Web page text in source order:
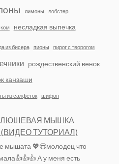
лимоны лобстер
несладкая выпечка
из бисера пионы пирог с творогом
рождественский венок
канзаши
из салфеток шифон
МЫШКА
ТУТОРИАЛ)
мышата 💖😍молодец что
А у меня есть